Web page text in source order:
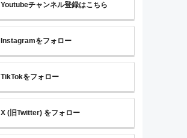
Youtubeチャンネル登録はこちら
Instagramをフォロー
TikTokをフォロー
X (旧Twitter) をフォロー